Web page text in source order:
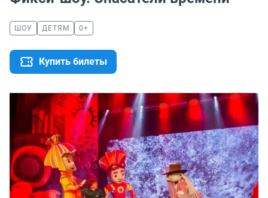
ШОУ ДЕТЯМ 0+
Купить билеты